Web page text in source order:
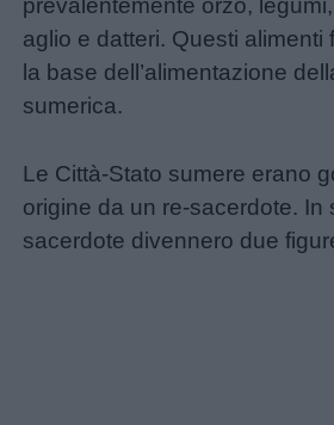
prevalentemente orzo,
aglio e datteri. Questi alimenti
la base dell’alimentazione
sumerica.
Le Città-Stato sumere erano
origine da un re-sacerdote. In
sacerdote divennero due